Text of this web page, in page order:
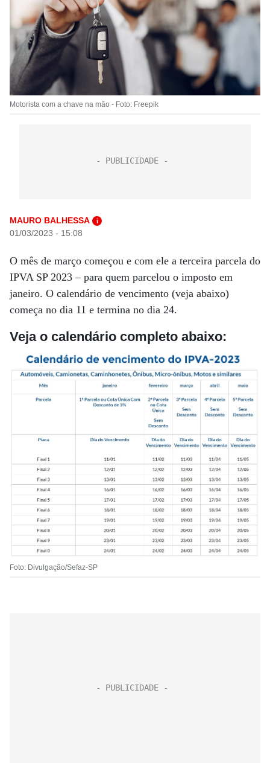
Motorista com a chave na mão - Foto: Freepik
MAURO BALHESSA i
01/03/2023 - 15:08
O mês de março começou e com ele a terceira parcela do
IPVA SP 2023 – para quem parcelou o imposto em
janeiro. O calendário de vencimento (veja abaixo)
começa no dia 11 e termina no dia 24.
Veja o calendário completo abaixo:
Foto: Divulgação/Sefaz-SP